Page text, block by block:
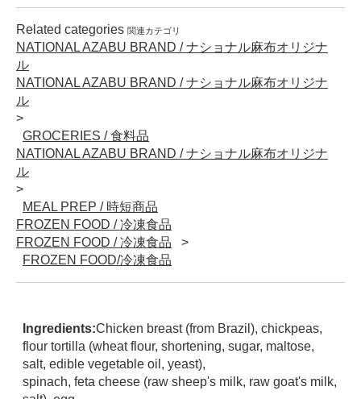
Related categories 関連カテゴリ
NATIONAL AZABU BRAND / ナショナル麻布オリジナ
ル
NATIONAL AZABU BRAND / ナショナル麻布オリジナ
ル
GROCERIES / 食料品
NATIONAL AZABU BRAND / ナショナル麻布オリジナ
ル
MEAL PREP / 時短商品
FROZEN FOOD / 冷凍食品
FROZEN FOOD / 冷凍食品
FROZEN FOOD/冷凍食品
Ingredients:Chicken breast (from Brazil), chickpeas,
flour tortilla (wheat flour, shortening, sugar, maltose,
salt, edible vegetable oil, yeast),
spinach, feta cheese (raw sheep's milk, raw goat's milk,